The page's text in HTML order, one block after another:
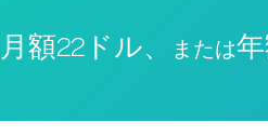
月額22ドル、 または